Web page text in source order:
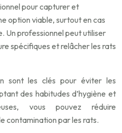
pour capturer et
option viable, surtout en cas
Un professionnel peut utiliser
spécifiques et relâcher les rats
sont les clés pour éviter les
des habitudes d’hygiène et
vous pouvez réduire
contamination par les rats.